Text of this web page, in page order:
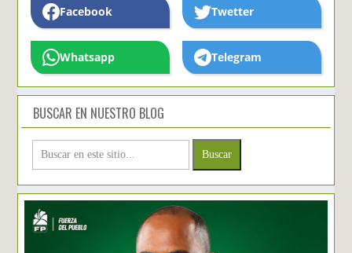
Facebook Twetter
Whatsapp Telegram
BUSCAR EN NUESTRO BLOG